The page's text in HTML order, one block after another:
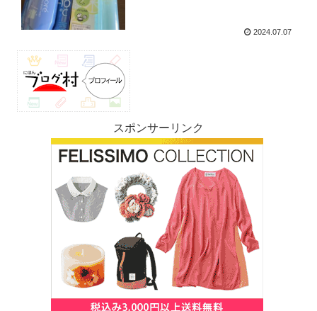
2024.07.07
スポンサーリンク